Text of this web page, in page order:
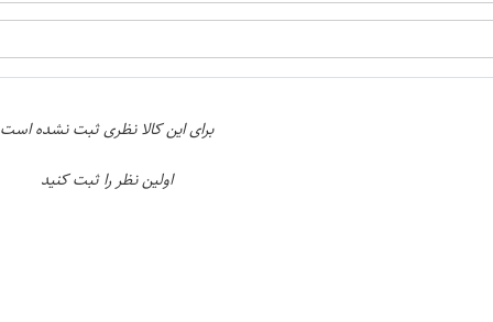
برای این کالا نظری ثبت نشده است
اولین نظر را ثبت کنید